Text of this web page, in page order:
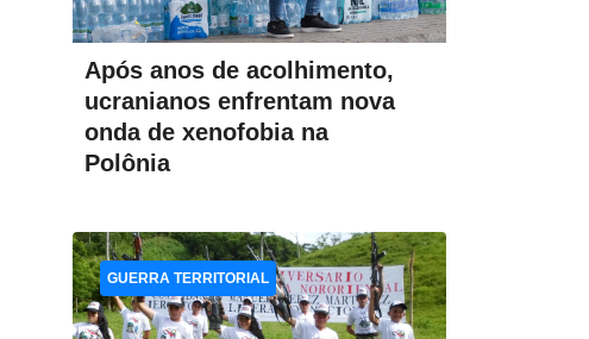
Após anos de acolhimento,
ucranianos enfrentam nova
onda de xenofobia na
Polônia
GUERRA TERRITORIAL